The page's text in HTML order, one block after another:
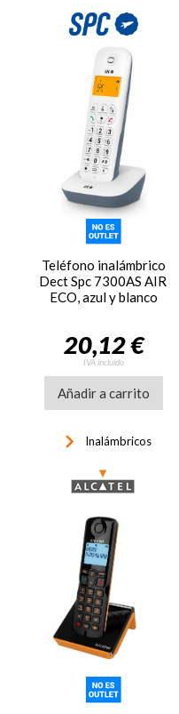
Teléfono inalámbrico
Dect Spc 7300AS AIR
ECO, azul y blanco
20,12 €
IVA incluido
Añadir a carrito
keyboard_arrow_right Inalámbricos